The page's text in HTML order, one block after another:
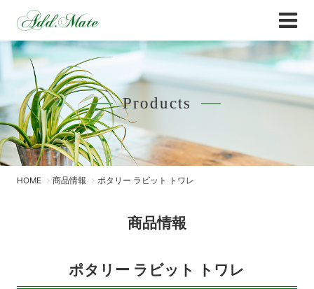
商品情報 - Add.Mate -アド・メイト オフィシ
Products
HOME 商品情報 ポタリー ラビット トワレ
商品情報
ポタリー ラビット トワレ